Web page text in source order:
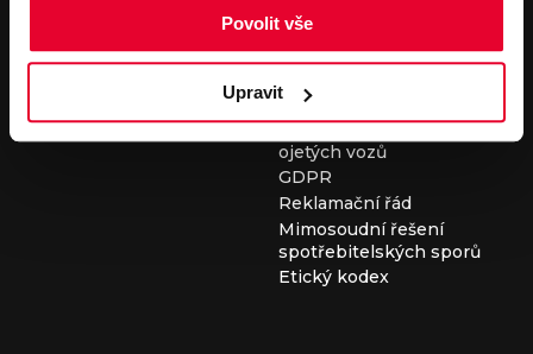
Povolit vše
Upravit
vozidel
Všeobecné obchodní
podmínky pro provádění
servisních prací
Všeobecné obchodní
podmínky při nákupu
ojetých vozů
GDPR
Reklamační řád
Mimosoudní řešení
spotřebitelských sporů
Etický kodex